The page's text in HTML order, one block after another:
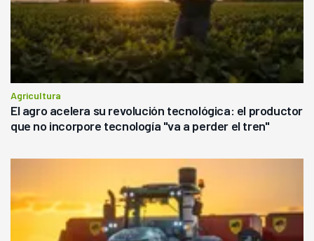
Agricultura
El agro acelera su revolución tecnológica: el productor
que no incorpore tecnología "va a perder el tren"